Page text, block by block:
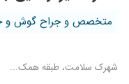
متخصص و جراح گوش و
شهرک سلامت، طبقه همک...